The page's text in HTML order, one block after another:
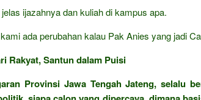
ijazahnya dan kuliah di kampus apa.
ada perubahan kalau Pak Anies yang jadi
Rakyat, Santun dalam Puisi
Provinsi Jawa Tengah Jateng, selalu